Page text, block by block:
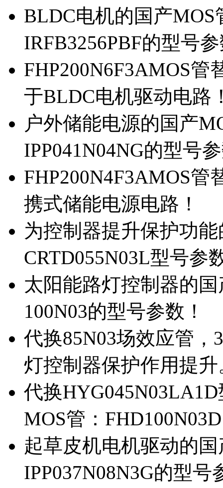
BLDC电机的国产MOS
IRFB3256PBF的型号
FHP200N6F3AMOS管
于BLDC电机驱动电路
户外储能电源的国产
IPP041N04NG的型号
FHP200N4F3AMOS管
携式储能电源电路！
为控制器提升保护功
CRTD055N03L型号参
太阳能路灯控制器的
100N03的型号参数！
代换85N03场效应管
灯控制器保护作用提升
代换
MOS管：
起草皮机电机驱动的
IPP037N08N3G的型号